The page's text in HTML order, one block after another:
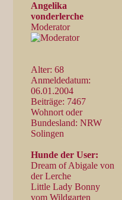
Angelika
vonderlerche
Moderator
Alter: 68
Anmeldedatum:
06.01.2004
Beiträge: 7467
Wohnort oder
Bundesland: NRW
Solingen
Hunde der User:
Dream of Abigale von
der Lerche
Little Lady Bonny
vom Wildgarten